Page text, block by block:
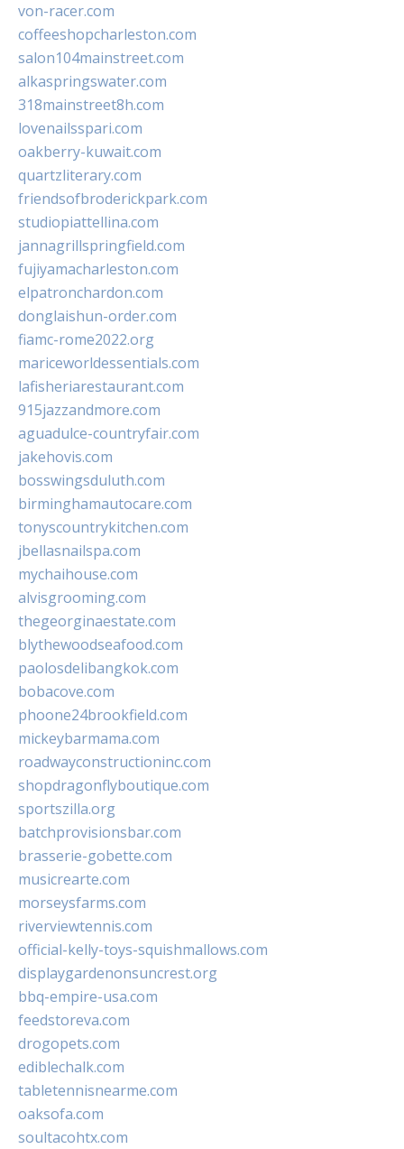
von-racer.com
coffeeshopcharleston.com
salon104mainstreet.com
alkaspringswater.com
318mainstreet8h.com
lovenailsspari.com
oakberry-kuwait.com
quartzliterary.com
friendsofbroderickpark.com
studiopiattellina.com
jannagrillspringfield.com
fujiyamacharleston.com
elpatronchardon.com
donglaishun-order.com
fiamc-rome2022.org
mariceworldessentials.com
lafisheriarestaurant.com
915jazzandmore.com
aguadulce-countryfair.com
jakehovis.com
bosswingsduluth.com
birminghamautocare.com
tonyscountrykitchen.com
jbellasnailspa.com
mychaihouse.com
alvisgrooming.com
thegeorginaestate.com
blythewoodseafood.com
paolosdelibangkok.com
bobacove.com
phoone24brookfield.com
mickeybarmama.com
roadwayconstructioninc.com
shopdragonflyboutique.com
sportszilla.org
batchprovisionsbar.com
brasserie-gobette.com
musicrearte.com
morseysfarms.com
riverviewtennis.com
official-kelly-toys-squishmallows.com
displaygardenonsuncrest.org
bbq-empire-usa.com
feedstoreva.com
drogopets.com
ediblechalk.com
tabletennisnearme.com
oaksofa.com
soultacohtx.com